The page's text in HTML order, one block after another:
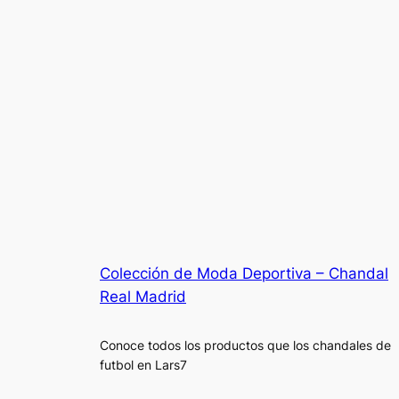
Colección de Moda Deportiva – Chandal
Real Madrid
Conoce todos los productos que los chandales de
futbol en Lars7